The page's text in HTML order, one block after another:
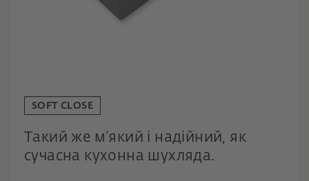
SOFT CLOSE
Такий же м’який і надійний, як
сучасна кухонна шухляда.